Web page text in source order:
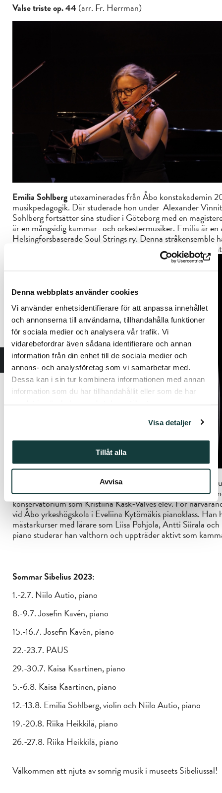
Denna webbplats använder cookies
Vi använder enhetsidentifierare för att anpassa innehållet
och annonserna till användarna, tillhandahålla funktioner
för sociala medier och analysera vår trafik. Vi
vidarebefordrar även sådana identifierare och annan
information från din enhet till de sociala medier och
annons- och analysföretag som vi samarbetar med.
Dessa kan i sin tur kombinera informationen med annan
information som du har tillhandahållit eller som de har
Visa detaljer
Tillåt alla
Avvisa
Valse triste op. 44(arr. Fr. Herrman)
Emilia Sohlbergutexaminerades från Åbo konstakademin
musikpedagogik. Där studerade hon under Alexander
Sohlberg fortsätter sina studier i Göteborg med en
är en mångsidig kammar- och orkestermusiker. Emilia är en
Helsingforsbaserade Soul Strings ry. Denna stråkensemble
Kuoppamäkis festkonsert i Taidekeskus Salmela ch har
är en pianist från Åbo. Han började sina
under Jaana Luuppala, och fortsatte sedan sina studier på
konservatorium som Kristiina Kask-Valves elev. För
vid Åbo yrkeshögskola i Eveliina Kytömäkis pianoklass. Han
mästarkurser med lärare som Liisa Pohjola, Antti Siirala
piano studerar han valthorn och uppträder aktivt som
Sommar Sibelius 2023:
1.-2.7. Niilo Autio, piano
8.-9.7. Josefin Kavén, piano
15.-16.7. Josefin Kavén, piano
22.-23.7. PAUS
29.-30.7. Kaisa Kaartinen, piano
5.-6.8. Kaisa Kaartinen, piano
12.-13.8. Emilia Sohlberg, violin och Niilo Autio, piano
19.-20.8. Riika Heikkilä, piano
26.-27.8. Riika Heikkilä, piano
Välkommen att njuta av somrig musik i museets Sibeliussal!